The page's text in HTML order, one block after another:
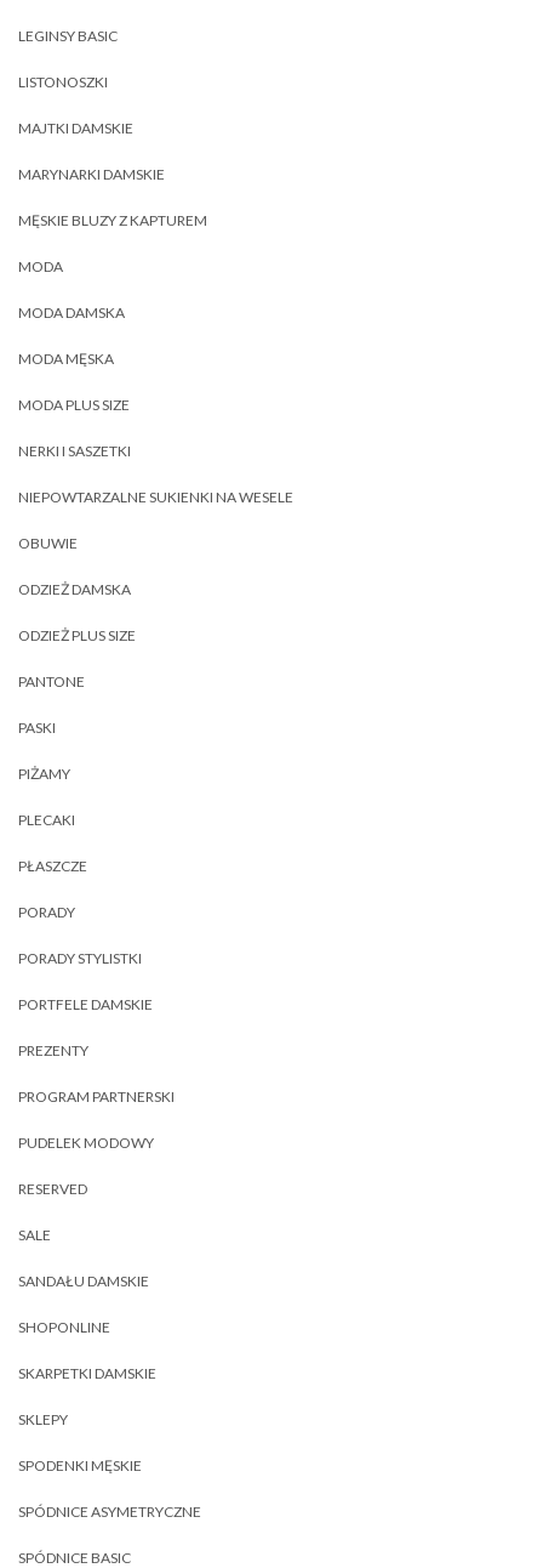
LEGINSY BASIC
LISTONOSZKI
MAJTKI DAMSKIE
MARYNARKI DAMSKIE
MĘSKIE BLUZY Z KAPTUREM
MODA
MODA DAMSKA
MODA MĘSKA
MODA PLUS SIZE
NERKI I SASZETKI
NIEPOWTARZALNE SUKIENKI NA WESELE
OBUWIE
ODZIEŻ DAMSKA
ODZIEŻ PLUS SIZE
PANTONE
PASKI
PIŻAMY
PLECAKI
PŁASZCZE
PORADY
PORADY STYLISTKI
PORTFELE DAMSKIE
PREZENTY
PROGRAM PARTNERSKI
PUDELEK MODOWY
RESERVED
SALE
SANDAŁU DAMSKIE
SHOPONLINE
SKARPETKI DAMSKIE
SKLEPY
SPODENKI MĘSKIE
SPÓDNICE ASYMETRYCZNE
SPÓDNICE BASIC